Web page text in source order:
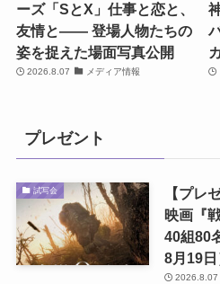
ーズ「SとX」仕事と恋と、
友情と―― 登場人物たちの
姿を捉えた場面写真公開
2026.8.07 メディア情報
プレゼント
試写会
【プレ
映画『
40組80
8月19日
2026.8.07